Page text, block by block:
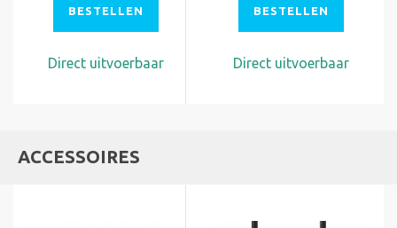
BESTELLEN
Direct uitvoerbaar
BESTELLEN
Direct uitvoerbaar
ACCESSOIRES